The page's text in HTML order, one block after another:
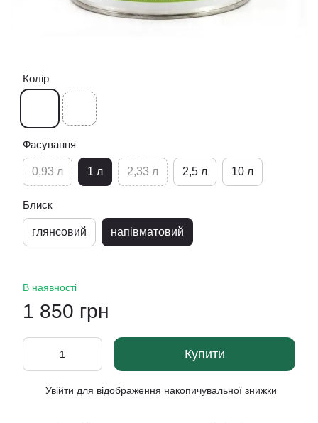
Колір
Фасування
0,93 л 1 л 2,33 л 2,5 л 10 л
Блиск
глянсовий напівматовий
В наявності
1 850 грн
Купити
Увійти для відображення накопичувальної знижки